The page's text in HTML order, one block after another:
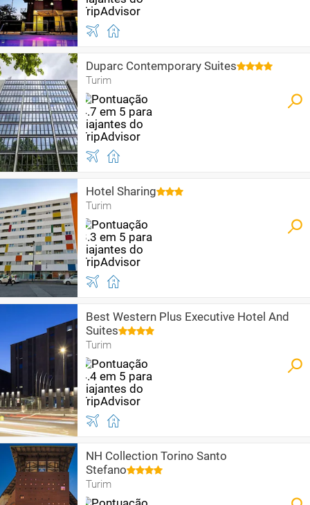
Duparc Contemporary Suites
Turim
Hotel Sharing
Turim
Best Western Plus Executive Hotel And
Suites
Turim
NH Collection Torino Santo
Stefano
Turim